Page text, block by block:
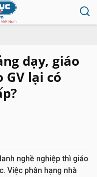
dạy, giáo
lại có
nghề nghiệp thì giáo
Việc phân hạng nhà